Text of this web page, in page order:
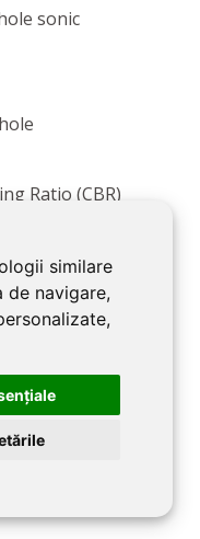
similare
de navigare,
sonic
Ratio (CBR)
(electrical
(IP)
a